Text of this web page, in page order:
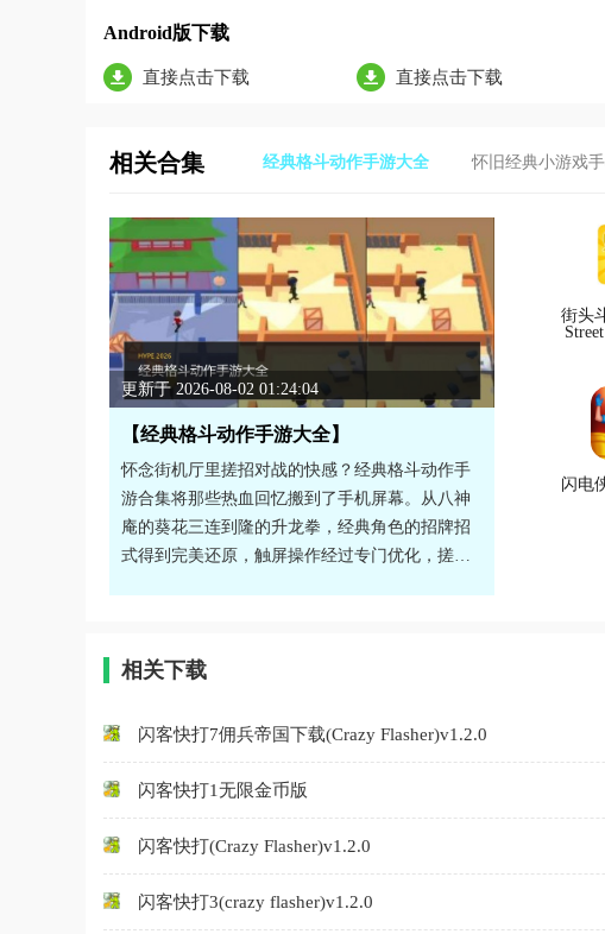
Android版下载
直接点击下载 直接点击下载
相关合集 经典格斗动作手游大全 怀旧经典小游戏
更新于 2026-08-02 01:24:04
【经典格斗动作手游大全】
怀念街机厅里搓招对战的快感？经典格斗动作手
游合集将那些热血回忆搬到了手机屏幕。从八神
庵的葵花三连到隆的升龙拳，经典角色的招牌招
式得到完美还原，触屏操作经过专门优化，搓招
作上限，这里都能满足你。
街头
闪电
相关下载
闪客快打7佣兵帝国下载(Crazy Flasher)v1.2.0
闪客快打1无限金币版
闪客快打(Crazy Flasher)v1.2.0
闪客快打3(crazy flasher)v1.2.0